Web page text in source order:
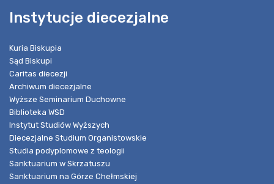
Instytucje diecezjalne
Kuria Biskupia
Sąd Biskupi
Caritas diecezji
Archiwum diecezjalne
Wyższe Seminarium Duchowne
Biblioteka WSD
Instytut Studiów Wyższych
Diecezjalne Studium Organistowskie
Studia podyplomowe z teologii
Sanktuarium w Skrzatuszu
Sanktuarium na Górze Chełmskiej